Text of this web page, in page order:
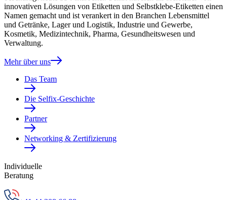
innovativen Lösungen von Etiketten und Selbstklebe-Etiketten einen
Namen gemacht und ist verankert in den Branchen Lebensmittel
und Getränke, Lager und Logistik, Industrie und Gewerbe,
Kosmetik, Medizintechnik, Pharma, Gesundheitswesen und
Verwaltung.
Mehr über uns
Das Team
Die Selfix-Geschichte
Partner
Networking & Zertifizierung
Individuelle
Beratung